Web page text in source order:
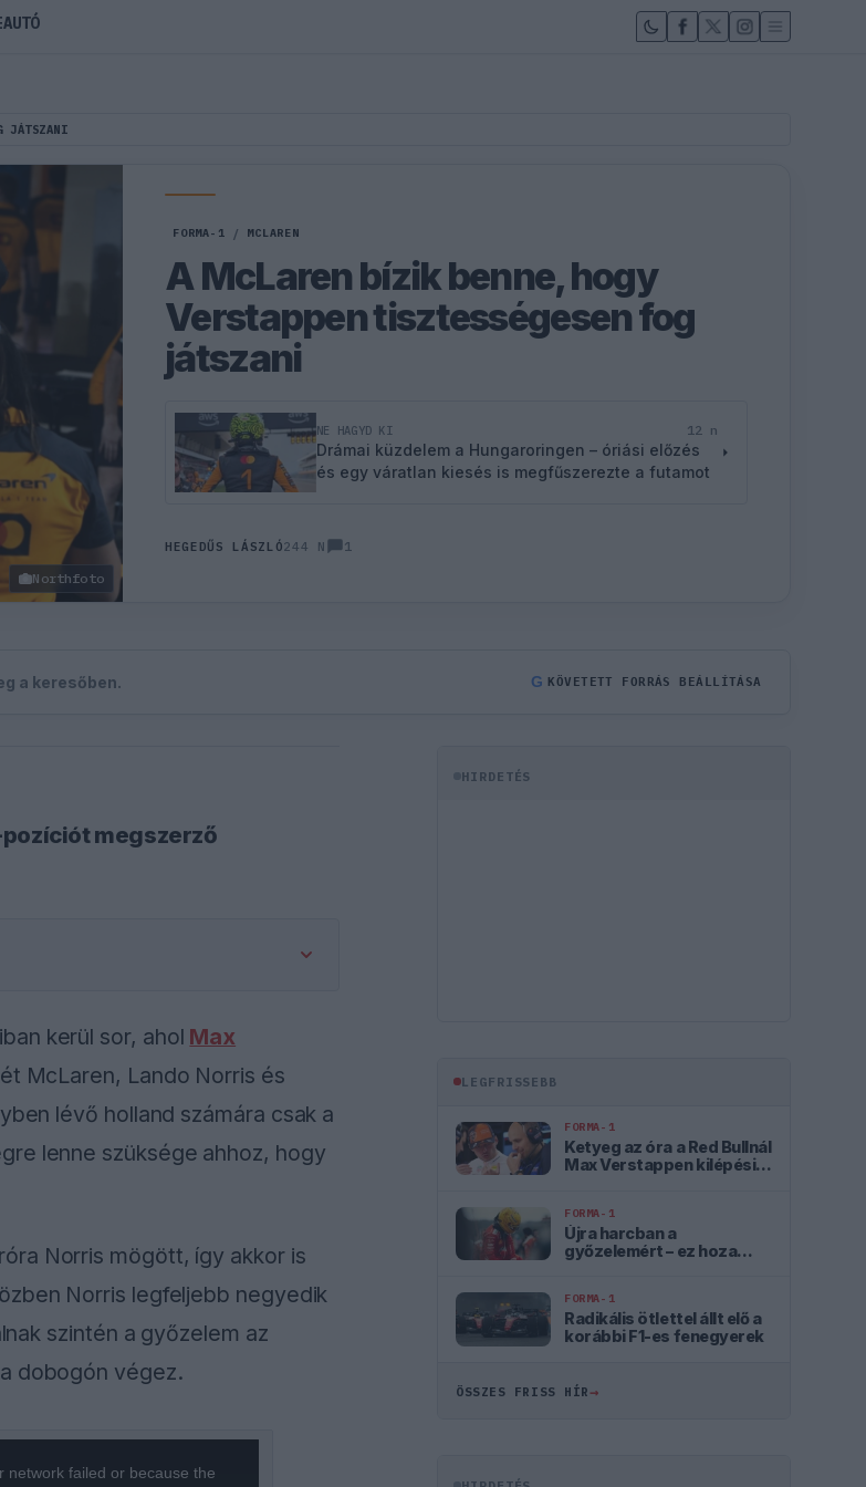
JÁTSZANI
Northfoto
FORMA-1 / MCLAREN
A McLaren bízik benne, hogy
Verstappen tisztességesen fog
játszani
NE HAGYD KI 12 n
Drámai küzdelem a Hungaroringen – óriási előzés
és egy váratlan kiesés is megfűszerezte a futamot
HEGEDŰS LÁSZLÓ244 N 1
a keresőben. G KÖVETETT FORRÁS BEÁLLÍTÁSA
megszerző
kerül sor, ahol Max
McLaren, Lando Norris és
lévő holland számára csak a
lenne szüksége ahhoz, hogy
Norris mögött, így akkor is
Norris legfeljebb negyedik
szintén a győzelem az
dobogón végez.
network failed or because the
HIRDETÉS
LEGFRISSEBB
FORMA-1
Ketyeg az óra a Red Bullnál
Max Verstappen kilépési
FORMA-1
Újra harcban a
győzelemért – ez hoza
FORMA-1
Radikális ötlettel állt elő a
korábbi F1-es fenegyerek
ÖSSZES FRISS HÍR→
AUTÓ